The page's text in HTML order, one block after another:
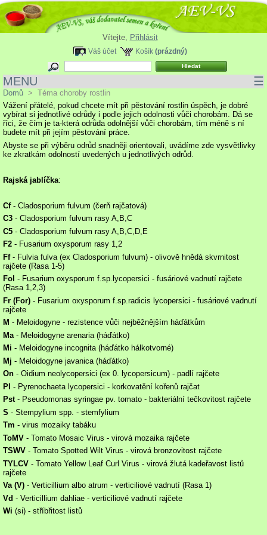
Vítejte, Přihlásit
Košík (prázdný)
Váš účet
MENU ☰
Domů > Téma choroby rostlin
Vážení přátelé, pokud chcete mít při pěstování rostlin úspěch, je dobré
vybírat si jednotlivé odrůdy i podle jejich odolnosti vůči chorobám. Dá se
říci, že čím je ta-která odrůda odolnější vůči chorobám, tím méně s ní
budete mít při jejím pěstování práce.
Abyste se při výběru odrůd snadněji orientovali, uvádíme zde vysvětlivky
ke zkratkám odolností uvedených u jednotlivých odrůd.
Rajská jablíčka:
Cf - Cladosporium fulvum (čerň rajčatová)
C3 - Cladosporium fulvum rasy A,B,C
C5 - Cladosporium fulvum rasy A,B,C,D,E
F2 - Fusarium oxysporum rasy 1,2
Ff - Fulvia fulva (ex Cladosporium fulvum) - olivově hnědá skvrnitost
rajčete (Rasa 1-5)
Fol - Fusarium oxysporum f.sp.lycopersici - fusáriové vadnutí rajčete
(Rasa 1,2,3)
Fr (For) - Fusarium oxysporum f.sp.radicis lycopersici - fusáriové vadnutí
rajčete
M - Meloidogyne - rezistence vůči nejběžnějším háďátkům
Ma - Meloidogyne arenaria (háďátko)
Mi - Meloidogyne incognita (háďátko hálkotvorné)
Mj - Meloidogyne javanica (háďátko)
On - Oidium neolycopersici (ex 0. lycopersicum) - padlí rajčete
Pl - Pyrenochaeta lycopersici - korkovatění kořenů rajčat
Pst- Pseudomonas syringae pv. tomato - bakteriální tečkovitost rajčete
S - Stempylium spp. - stemfylium
Tm - virus mozaiky tabáku
ToMV - Tomato Mosaic Virus - virová mozaika rajčete
TSWV - Tomato Spotted Wilt Virus - virová bronzovitost rajčete
TYLCV - Tomato Yellow Leaf Curl Virus - virová žlutá kadeřavost listů
rajčete
Va (V) - Verticillium albo atrum - verticiliové vadnutí (Rasa 1)
Vd - Verticillium dahliae - verticiliové vadnutí rajčete
Wi (si) - stříbřitost listů